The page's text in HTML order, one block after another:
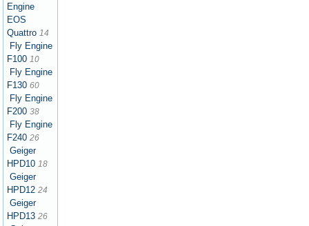
Engine
EOS
Quattro 14
Fly Engine
F100 10
Fly Engine
F130 60
Fly Engine
F200 38
Fly Engine
F240 26
Geiger
HPD10 18
Geiger
HPD12 24
Geiger
HPD13 26